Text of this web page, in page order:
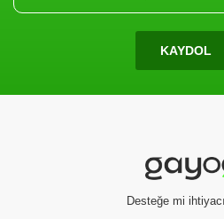
Filtrenize
Ürün
KAYDOL
Desteğe mi